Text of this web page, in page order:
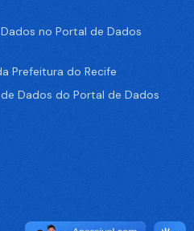
no Portal de Dados
Prefeitura do Recife
Dados do Portal de Dados